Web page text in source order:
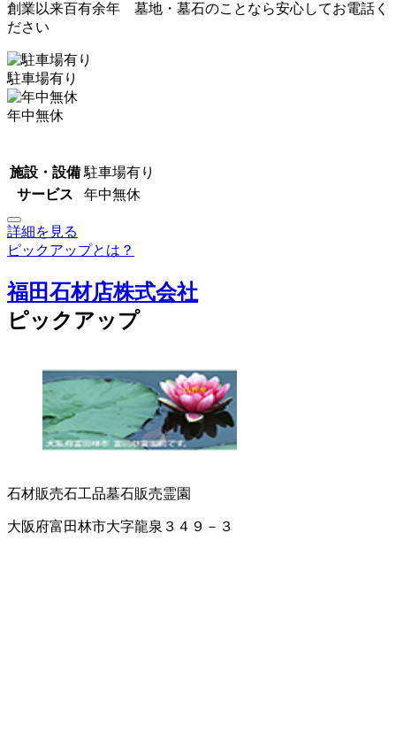
創業以来百有余年 墓地・墓石のことなら安心してお電話く
ださい
駐車場有り
年中無休
施設・設備 駐車場有り
サービス
年中無休
詳細を見る
ピックアップとは？
福田石材店株式会社
ピックアップ
石材販売石工品墓石販売霊園
大阪府富田林市大字龍泉３４９－３